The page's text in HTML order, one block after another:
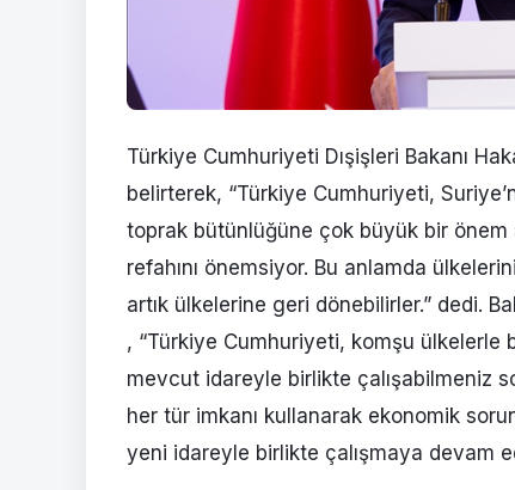
Türkiye Cumhuriyeti Dışişleri Bakanı
belirterek, “Türkiye Cumhuriyeti,
toprak bütünlüğüne çok büyük bir önem
refahını önemsiyor. Bu anlamda
artık ülkelerine geri dönebilirler.” dedi.
, “Türkiye Cumhuriyeti, komşu ülkelerle
mevcut idareyle birlikte çalışabilmeniz
her tür imkanı kullanarak ekonomik
yeni idareyle birlikte çalışmaya devam